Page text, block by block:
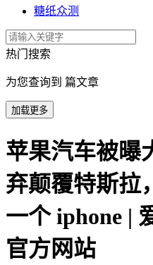
糖纸众测
热门搜索
为您查询到 篇文章
加载更多
苹果汽车被曝
弃颠覆特斯拉
一个 iphone |
官方网站